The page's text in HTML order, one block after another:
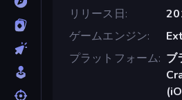
リリース日
ゲームエンジン
プラットフォーム ブ